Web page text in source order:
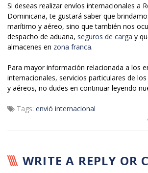
Si deseas realizar envíos internacionales a
Dominicana, te gustará saber que
marítimo y aéreo, sino que también nos
despacho de aduana, seguros de carga y
almacenes en zona franca.
Para mayor información relacionada a los
internacionales, servicios particulares de
y aéreos, no dudes en continuar leyendo
Tags: envió internacional
WRITE A REPLY OR